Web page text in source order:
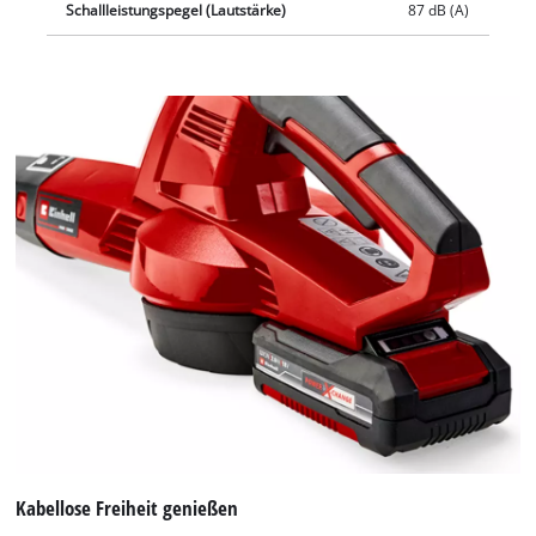
Schallleistungspegel (Lautstärke) 87 dB (A)
Kabellose Freiheit genießen